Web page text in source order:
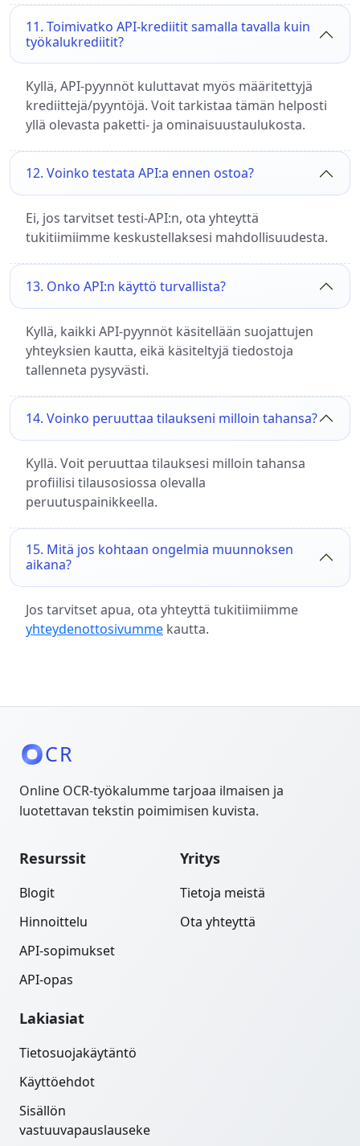
11. Toimivatko API-krediitit samalla tavalla kuin
työkalukrediitit?
Kyllä, API-pyynnöt kuluttavat myös määritettyjä
krediittejä/pyyntöjä. Voit tarkistaa tämän helposti
yllä olevasta paketti- ja ominaisuustaulukosta.
12. Voinko testata API:a ennen ostoa?
Ei, jos tarvitset testi-API:n, ota yhteyttä
tukitiimiimme keskustellaksesi mahdollisuudesta.
13. Onko API:n käyttö turvallista?
Kyllä, kaikki API-pyynnöt käsitellään suojattujen
yhteyksien kautta, eikä käsiteltyjä tiedostoja
tallenneta pysyvästi.
14. Voinko peruuttaa tilaukseni milloin tahansa?
Kyllä. Voit peruuttaa tilauksesi milloin tahansa
profiilisi tilausosiossa olevalla
peruutuspainikkeella.
15. Mitä jos kohtaan ongelmia muunnoksen
aikana?
Jos tarvitset apua, ota yhteyttä tukitiimiimme
yhteydenottosivumme kautta.
CR
Online OCR-työkalumme tarjoaa ilmaisen ja
luotettavan tekstin poimimisen kuvista.
Resurssit
Blogit
Hinnoittelu
API-sopimukset
API-opas
Yritys
Tietoja meistä
Ota yhteyttä
Lakiasiat
Tietosuojakäytäntö
Käyttöehdot
Sisällön
vastuuvapauslauseke